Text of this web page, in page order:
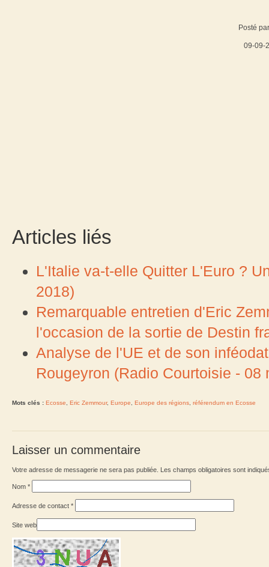
Posté
09-09-
Articles liés
L'Italie va-t-elle Quitter L'Euro ?
2018)
Remarquable entretien d'Eric
l'occasion de la sortie de Destin
Analyse de l'UE et de son
Rougeyron (Radio Courtoisie - 08
Mots clés : Ecosse Eric Zemmour, Europe Europe des régions référendum en Ecosse
Laisser un commentaire
Votre adresse de messagerie ne sera pas publiée. Les champs obligatoires sont
Nom *
Adresse de contact *
Site web